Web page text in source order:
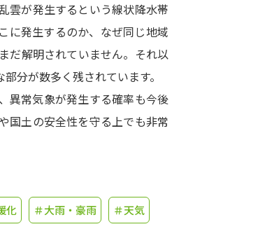
学問発見
大学で学びたい学問発見
学問のミニ講義「夢ナビ講義」
Ｑ＆Ａ よくあるご質問
雲が発生するという線状降水帯
に発生するのか、なぜ同じ地域
だ解明されていません。それ以
分が数多く残されています。
異常気象が発生する確率も今後
国土の安全性を守る上でも非常
化 ＃大雨・豪雨 ＃天気